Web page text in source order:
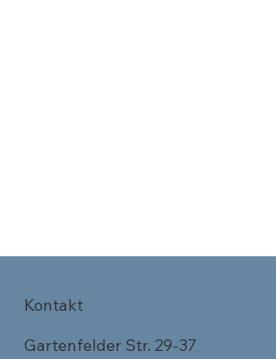
Kontakt
Gartenfelder Str. 29-37